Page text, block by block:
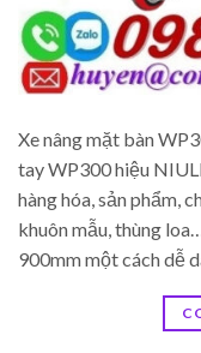
Xe nâng mặt bàn
tay WP300 hiệu
hàng hóa, sản phẩm,
khuôn mẫu, thùng
900mm một cách dễ